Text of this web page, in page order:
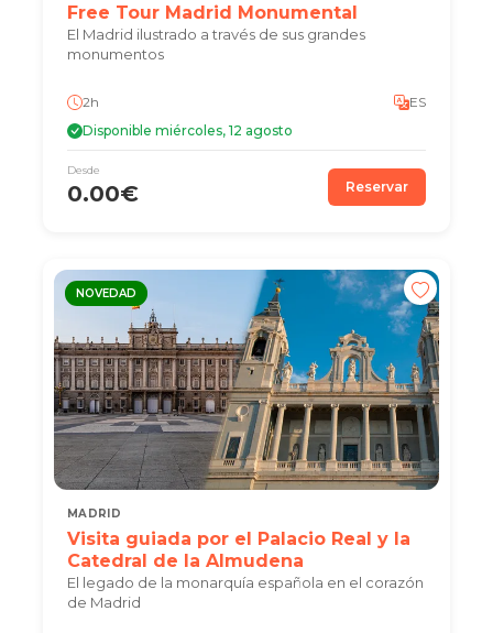
Free Tour Madrid Monumental
El Madrid ilustrado a través de sus grandes
monumentos
2h
ES
Disponible miércoles, 12 agosto
Desde
0.00€ Reservar
NOVEDAD
MADRID
Visita guiada por el Palacio Real y la
Catedral de la Almudena
El legado de la monarquía española en el corazón
de Madrid